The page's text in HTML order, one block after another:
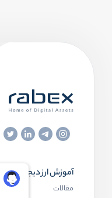
آموزش ارز دیجیتال
مقالات